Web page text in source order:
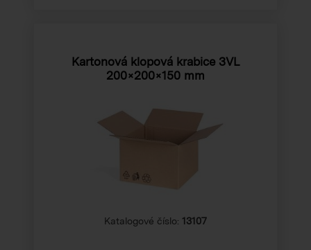
Kartonová klopová krabice 3VL
200×200×150 mm
Katalogové číslo: 13107